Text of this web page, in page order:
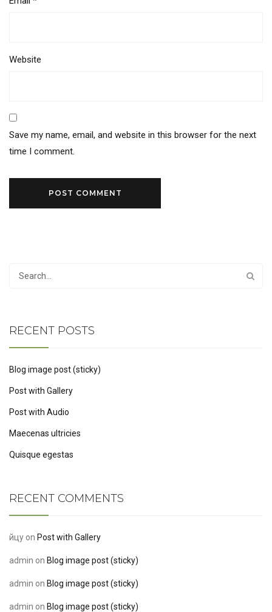
Website
Save my name, email, and website in this browser for the next
time I comment.
RECENT POSTS
Blog image post (sticky)
Post with Gallery
Post with Audio
Maecenas ultricies
Quisque egestas
RECENT COMMENTS
йцу on Post with Gallery
admin on Blog image post (sticky)
admin on Blog image post (sticky)
admin on Blog image post (sticky)